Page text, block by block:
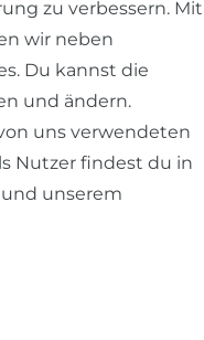
Kontakt
zu verbessern. Mit
wir neben
Du kannst die
und ändern.
uns verwendeten
Nutzer findest du in
und unserem